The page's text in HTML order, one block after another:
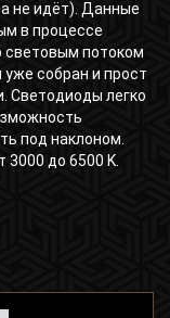
не идёт). Данные
в процессе
световым потоком
уже собран и прост
Светодиоды легко
под наклоном.
3000 до 6500 K.